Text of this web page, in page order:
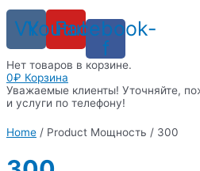
VkYoutube
Facebook-
f
Нет товаров в корзине.
0₽ Корзина
Уважаемые клиенты! Уточняйте,
и услуги по телефону!
Home / Product Мощность / 300